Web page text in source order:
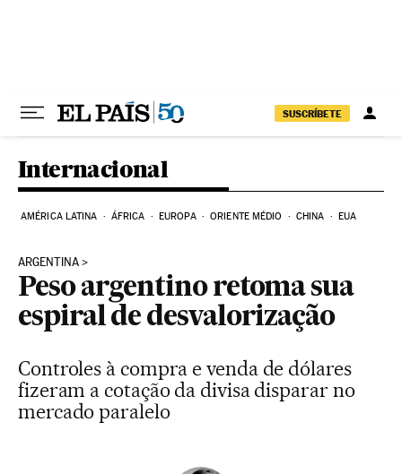
SUSCRÍBETE
Internacional
AMÉRICA LATINA ÁFRICA EUROPA ORIENTE MÉDIO CHINA EUA
ARGENTINA
Peso argentino retoma sua
espiral de desvalorização
Controles à compra e venda de dólares
fizeram a cotação da divisa disparar no
mercado paralelo